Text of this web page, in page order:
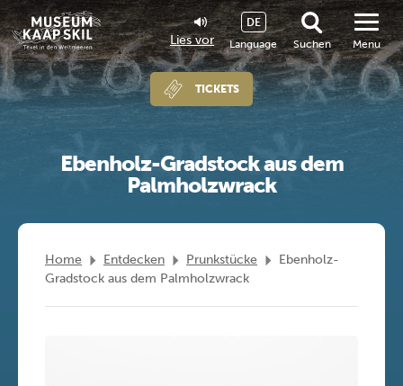
Lies vor Language
DE
Suchen
TICKETS
Menu
Ebenholz-Gradstock aus dem
Palmholzwrack
Home Entdecken Prunkstücke
Ebenholz-
Gradstock aus dem Palmholzwrack